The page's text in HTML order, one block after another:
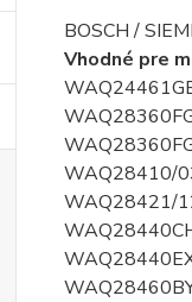
BOSCH /
Vhodné pre
WAQ28410/
WAQ28421/